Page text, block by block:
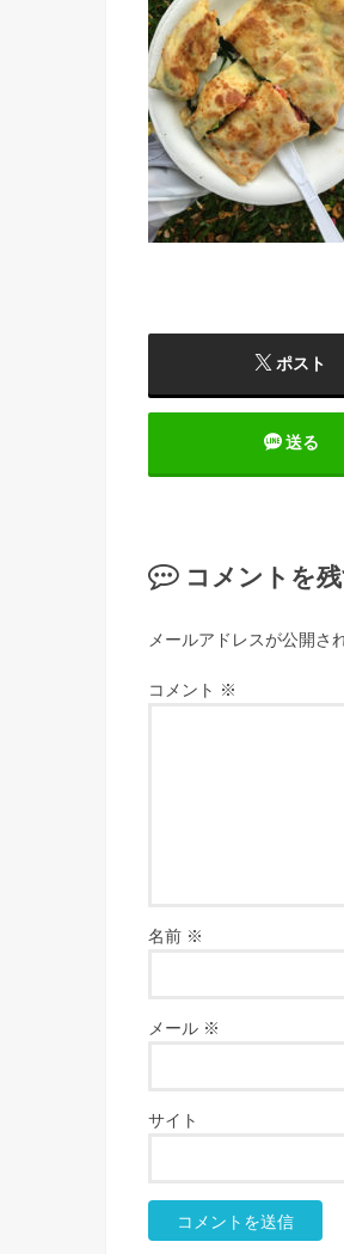
ポスト
送る
コメントを
メールアドレスが公開さ
コメント ※
名前 ※
メール ※
サイト